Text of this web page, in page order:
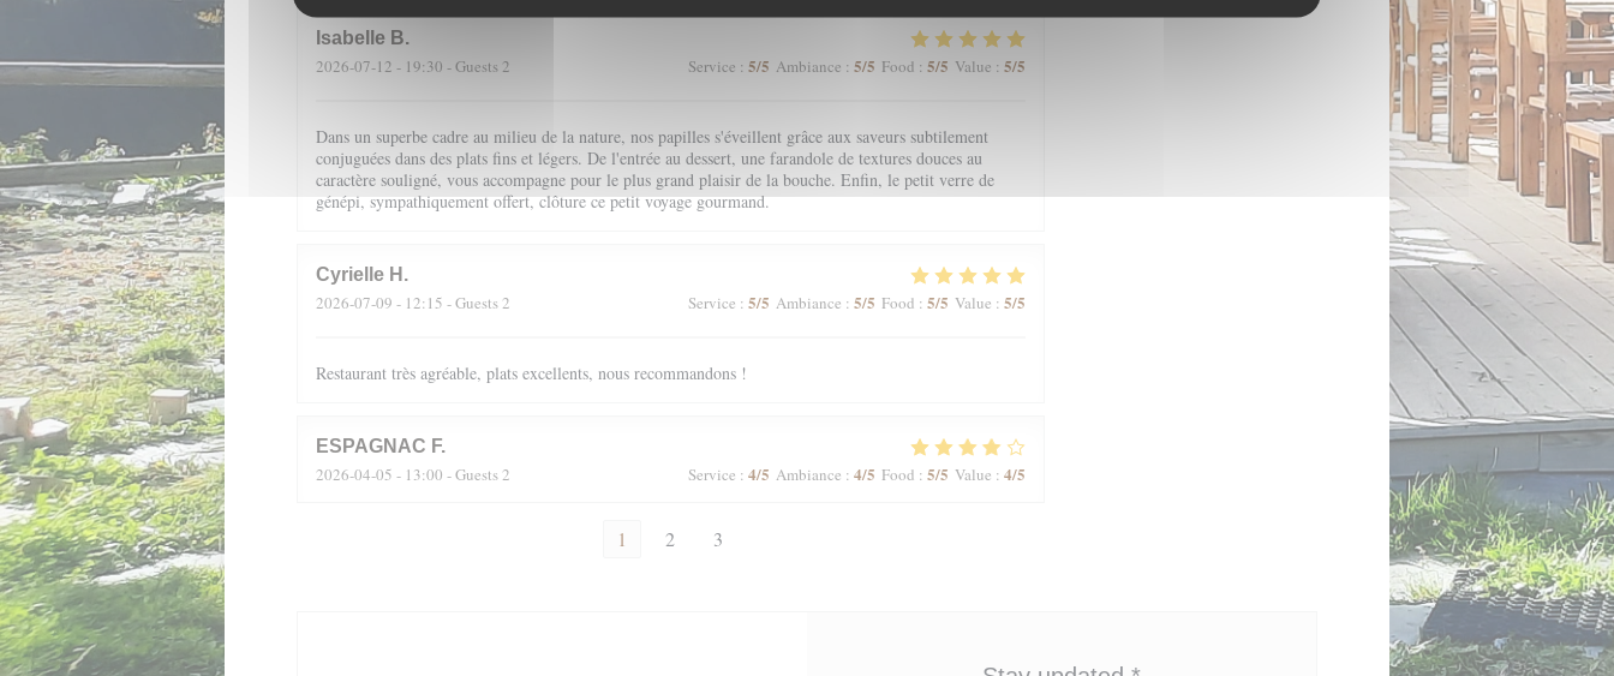
Isabelle B
2026-07-12 - 19:30 - Guests 2 Service : 5/5 Ambiance : 5/5 Food : 5/5 Value : 5/5
Dans un superbe cadre au milieu de la nature, nos papilles s'éveillent grâce aux saveurs subtilement
conjuguées dans des plats fins et légers. De l'entrée au dessert, une farandole de textures douces au
caractère souligné, vous accompagne pour le plus grand plaisir de la bouche. Enfin, le petit verre de
génépi, sympathiquement offert, clôture ce petit voyage gourmand.
Cyrielle H
2026-07-09 - 12:15 - Guests 2 Service : 5/5 Ambiance : 5/5 Food : 5/5 Value : 5/5
Restaurant très agréable, plats excellents, nous recommandons !
ESPAGNAC F
2026-04-05 - 13:00 - Guests 2 Service : 4/5 Ambiance : 4/5 Food : 5/5 Value : 4/5
1 2 3